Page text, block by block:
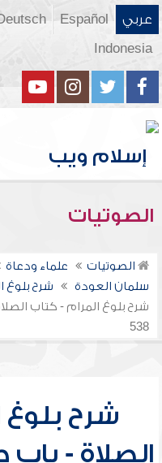
عربي Español
Indonesia
الصوتيات
الصوتيات علماء ودعاة
سلمان العودة
شرح بلوغ
538
شرح بلوغ
الصلاة - باب